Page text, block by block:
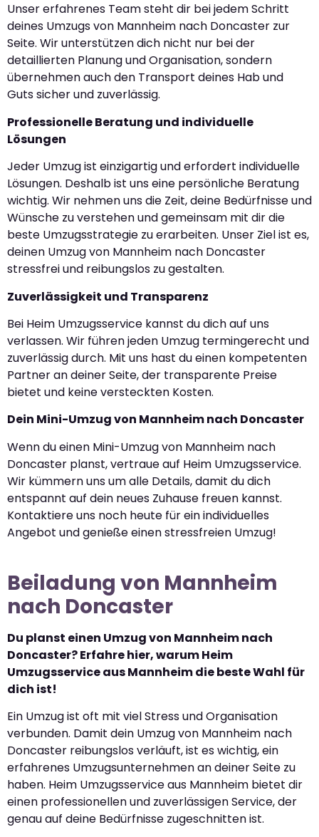
Unser erfahrenes Team steht dir bei jedem Schritt
deines Umzugs von Mannheim nach Doncaster zur
Seite. Wir unterstützen dich nicht nur bei der
detaillierten Planung und Organisation, sondern
übernehmen auch den Transport deines Hab und
Guts sicher und zuverlässig.
Professionelle Beratung und individuelle
Lösungen
Jeder Umzug ist einzigartig und erfordert individuelle
Lösungen. Deshalb ist uns eine persönliche Beratung
wichtig. Wir nehmen uns die Zeit, deine Bedürfnisse und
Wünsche zu verstehen und gemeinsam mit dir die
beste Umzugsstrategie zu erarbeiten. Unser Ziel ist es,
deinen Umzug von Mannheim nach Doncaster
stressfrei und reibungslos zu gestalten.
Zuverlässigkeit und Transparenz
Bei Heim Umzugsservice kannst du dich auf uns
verlassen. Wir führen jeden Umzug termingerecht und
zuverlässig durch. Mit uns hast du einen kompetenten
Partner an deiner Seite, der transparente Preise
bietet und keine versteckten Kosten.
Dein Mini-Umzug von Mannheim nach Doncaster
Wenn du einen Mini-Umzug von Mannheim nach
Doncaster planst, vertraue auf Heim Umzugsservice.
Wir kümmern uns um alle Details, damit du dich
entspannt auf dein neues Zuhause freuen kannst.
Kontaktiere uns noch heute für ein individuelles
Angebot und genieße einen stressfreien Umzug!
Beiladung von Mannheim
nach Doncaster
Du planst einen Umzug von Mannheim nach
Doncaster? Erfahre hier, warum Heim
Umzugsservice aus Mannheim die beste Wahl für
dich ist!
Ein Umzug ist oft mit viel Stress und Organisation
verbunden. Damit dein Umzug von Mannheim nach
Doncaster reibungslos verläuft, ist es wichtig, ein
erfahrenes Umzugsunternehmen an deiner Seite zu
haben. Heim Umzugsservice aus Mannheim bietet dir
einen professionellen und zuverlässigen Service, der
genau auf deine Bedürfnisse zugeschnitten ist.